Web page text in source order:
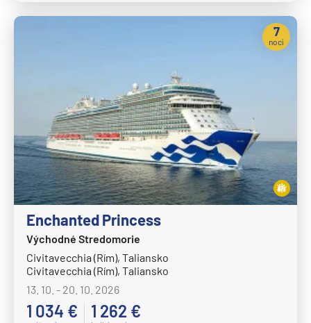
Enchanted Princess
Východné Stredomorie
Civitavecchia (Rím), Taliansko
Civitavecchia (Rím), Taliansko
13. 10. - 20. 10. 2026
1 034 € 1 262 €
7
nocí